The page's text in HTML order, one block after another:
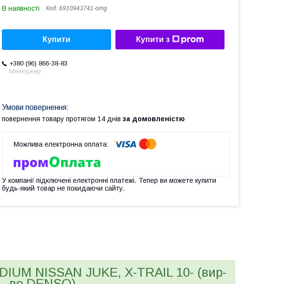
В наявності Код: 6910943741-omg
Купити Купити з
+380 (96) 866-38-83
Менеджер
повернення товару протягом 14 днів за домовленістю
У компанії підключені електронні платежі. Тепер ви можете купити
будь-який товар не покидаючи сайту.
NISSAN JUKE, X-TRAIL 10- (вир-